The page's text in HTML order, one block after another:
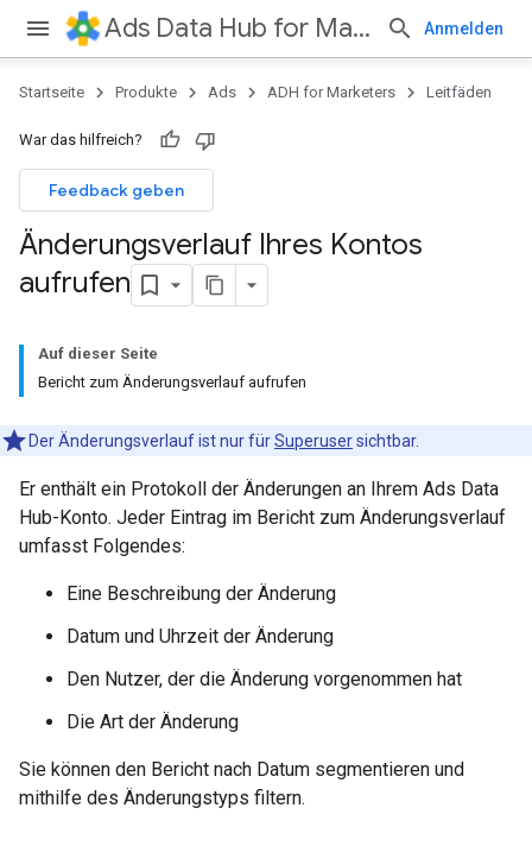
Ads Data Hub for Marketers Anmelden
Startseite Produkte Ads ADH for Marketers Leitfäden
War das hilfreich?
Feedback geben
Änderungsverlauf Ihres Kontos
aufrufen
Auf dieser Seite
Bericht zum Änderungsverlauf aufrufen
Der Änderungsverlauf ist nur fürSuperusersichtbar.
Er enthält ein Protokoll der Änderungen an Ihrem Ads Data
Hub-Konto. Jeder Eintrag im Bericht zum Änderungsverlauf
umfasst Folgendes:
Eine Beschreibung der Änderung
Datum und Uhrzeit der Änderung
Den Nutzer, der die Änderung vorgenommen hat
Die Art der Änderung
Sie können den Bericht nach Datum segmentieren und
mithilfe des Änderungstyps filtern.